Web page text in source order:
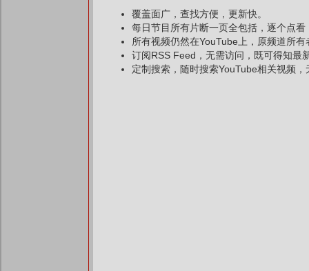
覆盖面广，查找方便，更新快。
每日节目所有片断一页全包括，逐个点看
所有视频仍然在YouTube上，原频道所
订阅RSS Feed，无需访问，既可得知最
定制搜索，随时搜索YouTube相关视频